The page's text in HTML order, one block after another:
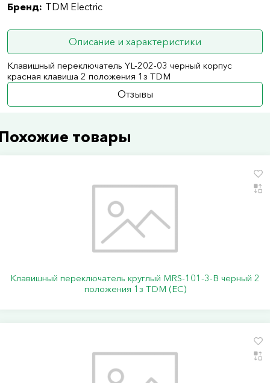
Бренд: TDM Electric
Описание и характеристики
Клавишный переключатель YL-202-03 черный корпус
красная клавиша 2 положения 1з TDM
Отзывы
товары
Клавишный переключатель круглый MRS-101-3-B черный 2
положения 1з TDM (ЕС)